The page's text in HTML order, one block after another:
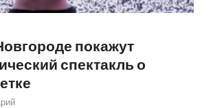
покажут
спектакль о